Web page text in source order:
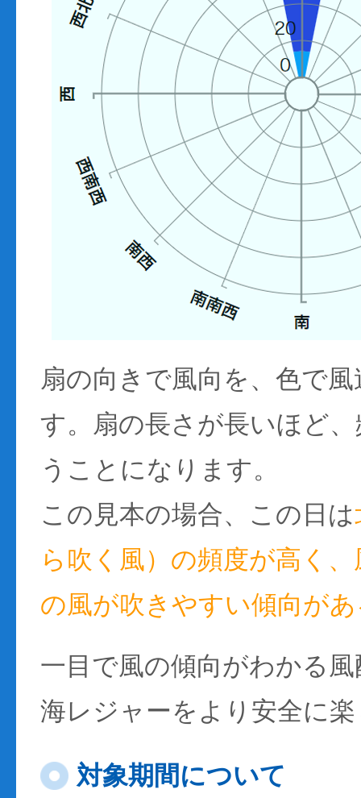
扇の向きで風向を、色で
す。扇の長さが長いほど
うことになります。
この見本の場合、この日は
ら吹く風）の頻度が高く
の風が吹きやすい傾向が
一目で風の傾向がわかる
海レジャーをより安全に
対象期間について